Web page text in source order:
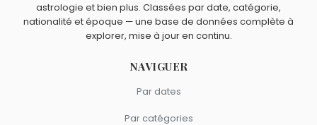
astrologie et bien plus. Classées par date, catégorie,
nationalité et époque — une base de données complète à
explorer, mise à jour en continu.
NAVIGUER
Par dates
Par catégories